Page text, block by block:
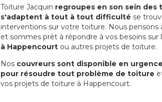
Toiture Jacquin regroupes en son sein des
s'adaptent à tout à tout difficulté se
interventions sur votre toiture. Nous
et sommes prêt à répondre à vos besoins sur
à Happencourt ou autres projets de toiture.
Nos couvreurs sont disponible en
pour résoudre tout problème de toiture
vos projets de toiture à Happencourt.